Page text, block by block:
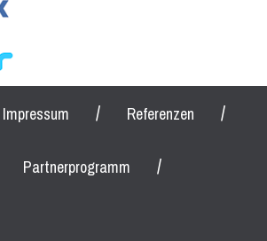
Impressum / Referenzen /
Partnerprogramm /